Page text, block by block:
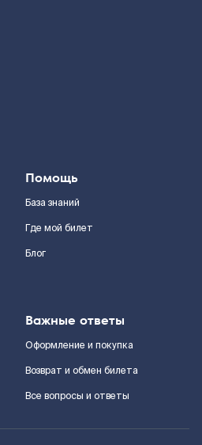
Помощь
База знаний
Где мой билет
Блог
Важные ответы
Оформление и покупка
Возврат и обмен билета
Все вопросы и ответы